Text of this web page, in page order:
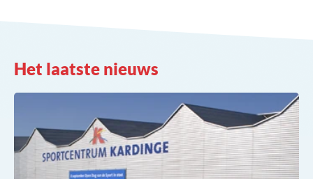
Het laatste nieuws